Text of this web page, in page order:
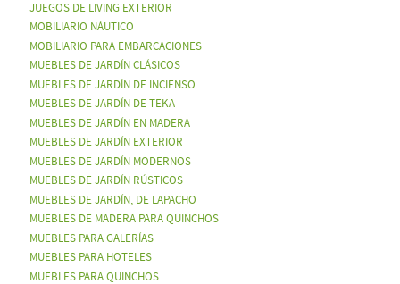
JUEGOS DE LIVING EXTERIOR
MOBILIARIO NÁUTICO
MOBILIARIO PARA EMBARCACIONES
MUEBLES DE JARDÍN CLÁSICOS
MUEBLES DE JARDÍN DE INCIENSO
MUEBLES DE JARDÍN DE TEKA
MUEBLES DE JARDÍN EN MADERA
MUEBLES DE JARDÍN EXTERIOR
MUEBLES DE JARDÍN MODERNOS
MUEBLES DE JARDÍN RÚSTICOS
MUEBLES DE JARDÍN, DE LAPACHO
MUEBLES DE MADERA PARA QUINCHOS
MUEBLES PARA GALERÍAS
MUEBLES PARA HOTELES
MUEBLES PARA QUINCHOS